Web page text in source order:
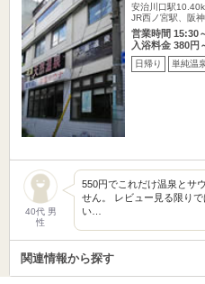
安治川口駅
JR西ノ宮駅、阪
営業時間 15:30
入浴料金 380円
日帰り 単純温
40代 男
性
550円でこれだけ温泉とサ
せん。 レビュー見る限り
い…
関連情報から探す